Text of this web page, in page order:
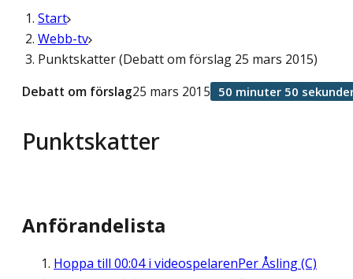
Start
Webb-tv
Punktskatter (Debatt om förslag 25 mars 2015)
Punktskatter
Debatt om förslag25 mars 2015 50 minuter 50
Anförandelista
Hoppa till 00:04i videospelarenPer Åsling (C)